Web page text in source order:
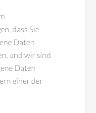
dass Sie
Daten
und wir sind
Daten
einer der